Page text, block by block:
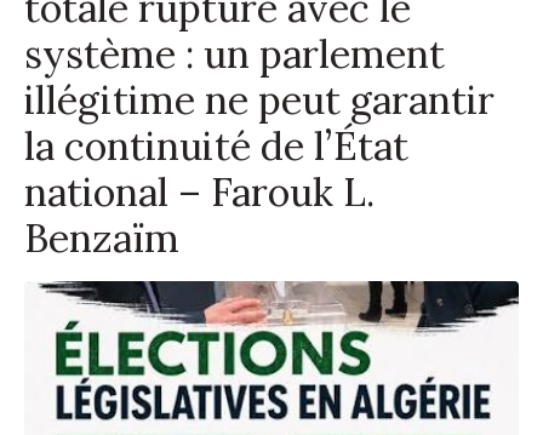
système : un parlement
illégitime ne peut garantir
la continuité de l’État
national – Farouk L.
Benzaïm